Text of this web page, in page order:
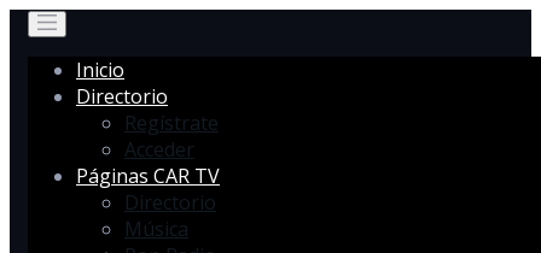
Inicio
Directorio
Regístrate
Acceder
Páginas CAR TV
Directorio
Música